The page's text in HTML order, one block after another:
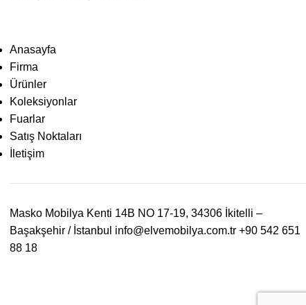
Anasayfa
Firma
Ürünler
Koleksiyonlar
Fuarlar
Satış Noktaları
İletişim
Masko Mobilya Kenti 14B NO 17-19, 34306 İkitelli –
Başakşehir / İstanbul info@elvemobilya.com.tr +90 542 651
88 18